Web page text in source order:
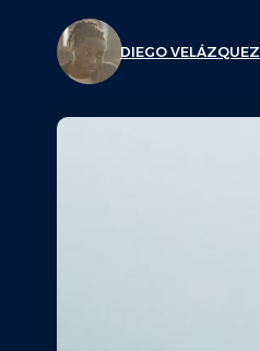
DIEGO VELÁZQUEZ